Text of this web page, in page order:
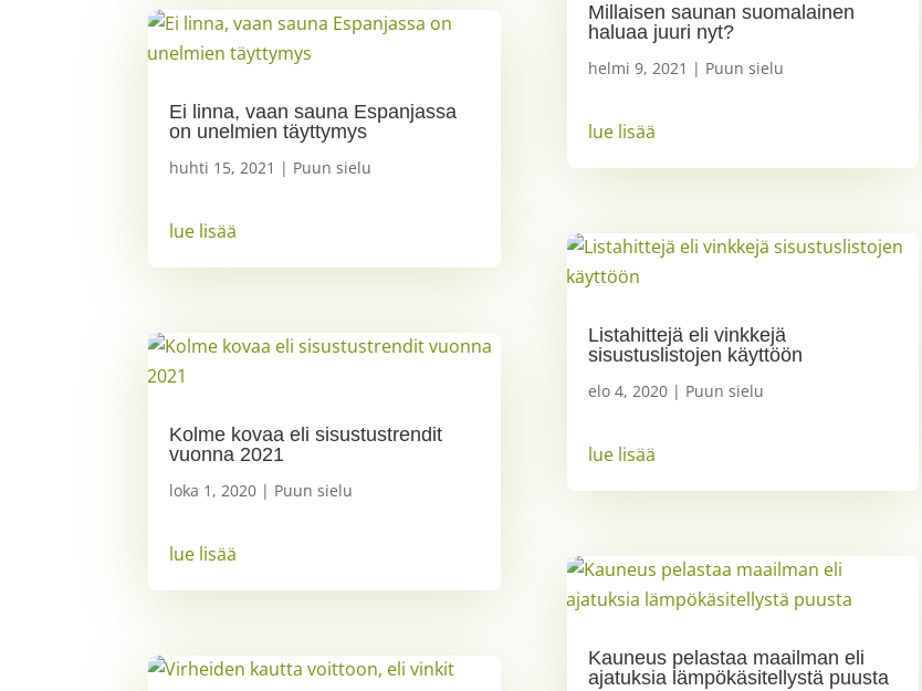
Ei linna, vaan sauna Espanjassa
on unelmien täyttymys
huhti 15, 2021 | Puun sielu
lue lisää
Kolme kovaa eli sisustustrendit
vuonna 2021
loka 1, 2020 | Puun sielu
lue lisää
Millaisen saunan suomalainen
haluaa juuri nyt?
helmi 9, 2021 | Puun sielu
lue lisää
Listahittejä eli vinkkejä
sisustuslistojen käyttöön
elo 4, 2020| Puun sielu
lue lisää
Kauneus pelastaa maailman eli
ajatuksia lämpökäsitellystä puusta